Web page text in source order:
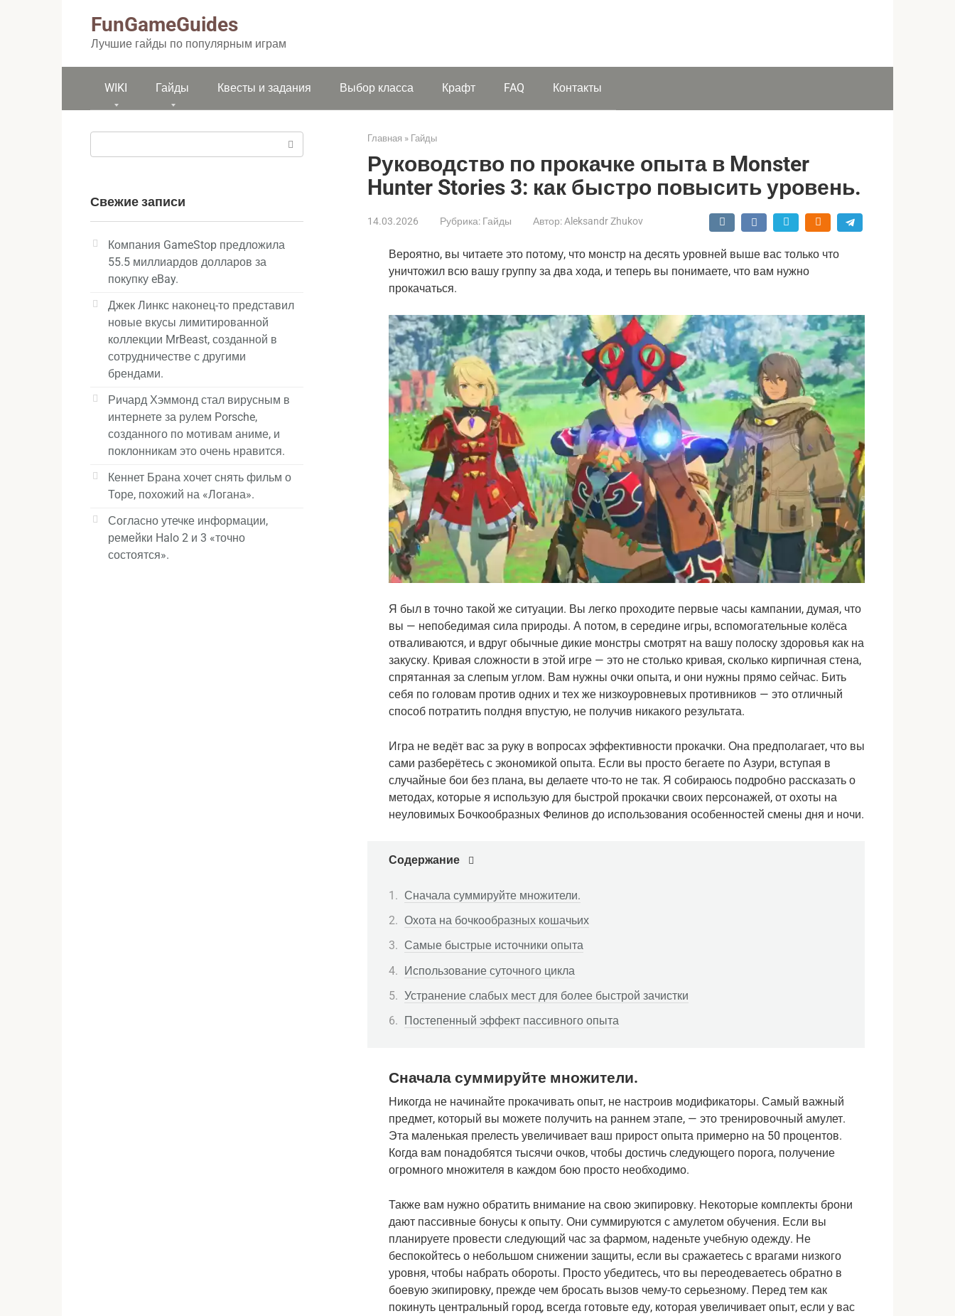
FunGameGuides
Лучшие гайды по популярным играм
WIKI Гайды Квесты и задания Выбор класса Крафт FAQ Контакты
Главная » Гайды
Руководство по прокачке опыта в Monster
Hunter Stories 3: как быстро повысить уровень.
14.03.2026 Рубрика: Гайды Автор: Aleksandr Zhukov
Вероятно, вы читаете это потому, что монстр на десять уровней выше вас только что
уничтожил всю вашу группу за два хода, и теперь вы понимаете, что вам нужно
прокачаться.
Я был в точно такой же ситуации. Вы легко проходите первые часы кампании, думая, что
вы — непобедимая сила природы. А потом, в середине игры, вспомогательные колёса
отваливаются, и вдруг обычные дикие монстры смотрят на вашу полоску здоровья как на
закуску. Кривая сложности в этой игре — это не столько кривая, сколько кирпичная стена,
спрятанная за слепым углом. Вам нужны очки опыта, и они нужны прямо сейчас. Бить
себя по головам против одних и тех же низкоуровневых противников — это отличный
способ потратить полдня впустую, не получив никакого результата.
Игра не ведёт вас за руку в вопросах эффективности прокачки. Она предполагает, что вы
сами разберётесь с экономикой опыта. Если вы просто бегаете по Азури, вступая в
случайные бои без плана, вы делаете что-то не так. Я собираюсь подробно рассказать о
методах, которые я использую для быстрой прокачки своих персонажей, от охоты на
неуловимых Бочкообразных Фелинов до использования особенностей смены дня и ночи.
Содержание
Сначала суммируйте множители.
Охота на бочкообразных кошачьих
Самые быстрые источники опыта
Использование суточного цикла
Устранение слабых мест для более быстрой зачистки
Постепенный эффект пассивного опыта
Сначала суммируйте множители.
Никогда не начинайте прокачивать опыт, не настроив модификаторы. Самый важный
предмет, который вы можете получить на раннем этапе, — это тренировочный амулет.
Эта маленькая прелесть увеличивает ваш прирост опыта примерно на 50 процентов.
Когда вам понадобятся тысячи очков, чтобы достичь следующего порога, получение
огромного множителя в каждом бою просто необходимо.
Также вам нужно обратить внимание на свою экипировку. Некоторые комплекты брони
дают пассивные бонусы к опыту. Они суммируются с амулетом обучения. Если вы
планируете провести следующий час за фармом, наденьте учебную одежду. Не
беспокойтесь о небольшом снижении защиты, если вы сражаетесь с врагами низкого
уровня, чтобы набрать обороты. Просто убедитесь, что вы переодеваетесь обратно в
боевую экипировку, прежде чем бросать вызов чему-то серьезному. Перед тем как
покинуть центральный город, всегда готовьте еду, которая увеличивает опыт, если у вас
Свежие записи
Компания GameStop предложила
55.5 миллиардов долларов за
покупку eBay.
Джек Линкс наконец-то представил
новые вкусы лимитированной
коллекции MrBeast, созданной в
сотрудничестве с другими
брендами.
Ричард Хэммонд стал вирусным в
интернете за рулем Porsche,
созданного по мотивам аниме, и
поклонникам это очень нравится.
Кеннет Брана хочет снять фильм о
Торе, похожий на «Логана».
Согласно утечке информации,
ремейки Halo 2 и 3 «точно
состоятся».